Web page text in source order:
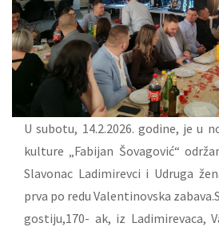
U subotu, 14.2.2026. godine, je u
kulture „Fabijan Šovagović“
Slavonac Ladimirevci i Udruga
prva po redu Valentinovska
gostiju,170- ak, iz Ladimirevaca,